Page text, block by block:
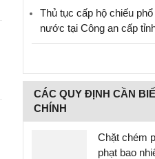
Thủ tục cấp hộ chiếu
nước tại Công an cấp
CÁC QUY ĐỊNH CẦN
CHÍNH
Chặt chém
phạt bao